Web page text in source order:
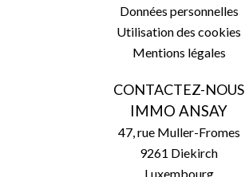
Données personnelles
Utilisation des cookies
Mentions légales
CONTACTEZ-NOUS
IMMO ANSAY
47, rue Muller-Fromes
9261 Diekirch
Luxembourg